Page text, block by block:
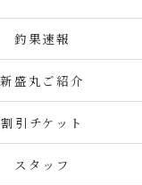
釣果速報
新盛丸ご紹介
割引チケット
スタッフ